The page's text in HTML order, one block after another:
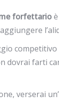
forfettario
dovrai farti
verserai